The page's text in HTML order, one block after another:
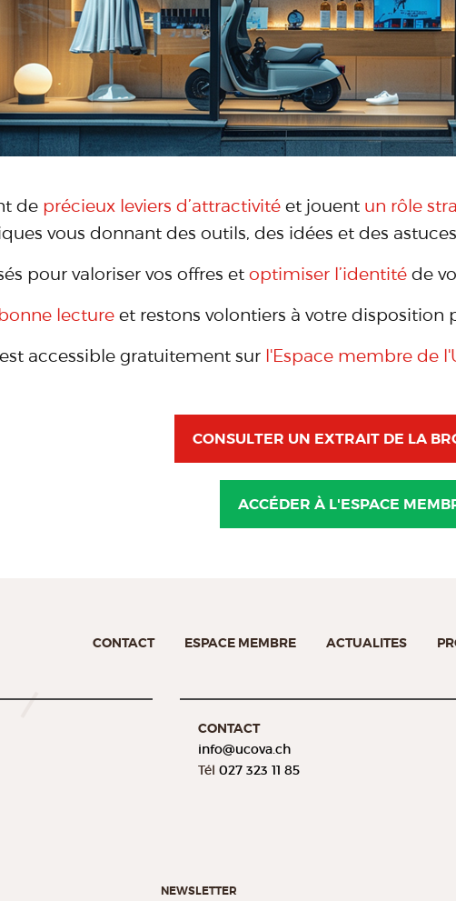
de précieux leviers d’attractivité et jouent un rôle
vous donnant des outils, des idées et des
pour valoriser vos offres et optimiser l’identité de
bonne lecture et restons volontiers à votre disposition
accessible gratuitement sur l'Espace membre de
CONSULTER UN EXTRAIT DE LA
ACCÉDER À L'ESPACE
CONTACT ESPACE MEMBRE ACTUALITES
CONTACT
info@ucova.ch
Tél027 323 11 85
NEWSLETTER